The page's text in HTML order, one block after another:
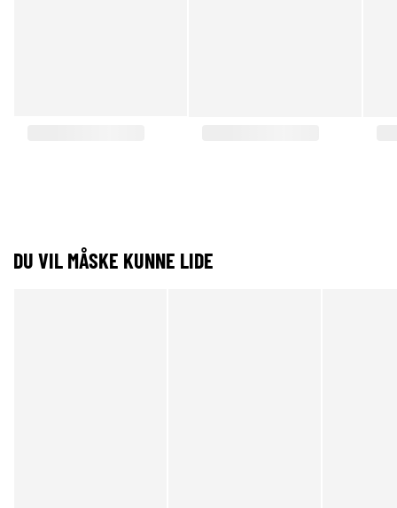
DU VIL MÅSKE KUNNE LIDE